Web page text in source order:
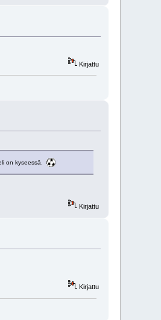
Kirjattu
on kyseessä.
Kirjattu
Kirjattu